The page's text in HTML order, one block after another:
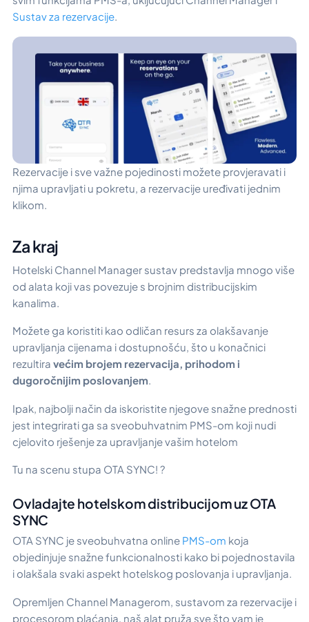
Sustav za rezervacije.
Rezervacije i sve važne pojedinosti možete provjeravati i
njima upravljati u pokretu, a rezervacije uređivati jednim
klikom.
Za kraj
Hotelski Channel Manager sustav predstavlja mnogo više
od alata koji vas povezuje s brojnim distribucijskim
kanalima.
Možete ga koristiti kao odličan resurs za olakšavanje
upravljanja cijenama i dostupnošću, što u konačnici
rezultira većim brojem rezervacija, prihodom i
dugoročnijim poslovanjem.
Ipak, najbolji način da iskoristite njegove snažne prednosti
jest integrirati ga sa sveobuhvatnim PMS-om koji nudi
cjelovito rješenje za upravljanje vašim hotelom
Tu na scenu stupa OTA SYNC! ?
Ovladajte hotelskom distribucijom uz OTA
SYNC
OTA SYNC je sveobuhvatna online PMS-om koja
objedinjuje snažne funkcionalnosti kako bi pojednostavila
i olakšala svaki aspekt hotelskog poslovanja i upravljanja.
Opremljen Channel Managerom, sustavom za rezervacije i
procesorom plaćanja, naš alat pruža sve što vam je